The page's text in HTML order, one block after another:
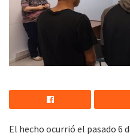
El hecho ocurrió el pasado 6